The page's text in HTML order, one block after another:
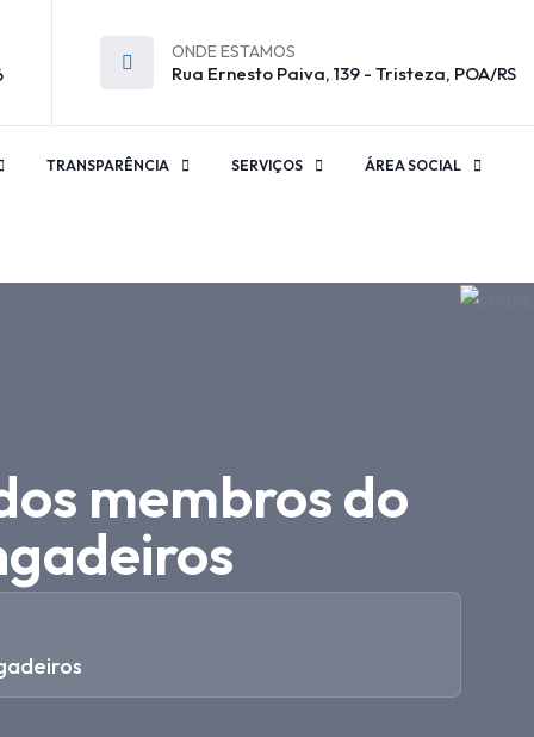
ONDE ESTAMOS
Rua Ernesto Paiva, 139 - Tristeza, POA/RS
TRANSPARÊNCIA SERVIÇOS ÁREA SOCIAL
membros do